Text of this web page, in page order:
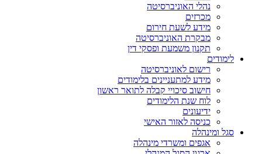
נהלי האוניברסיטה
מכרזים
מידע לשעת חירום
מבקרת האוניברסיטה
תקנון משמעת ופסקי דין
לימודים
רישום לאוניברסיטה
מידע למתעניינים בלימודים
חישוב סיכויי קבלה לתואר ראשון
לוח שנת הלימודים
ידיעונים
כניסה לאזור האישי
סגל ומינהלה
אגפים ומשרדי מינהלה